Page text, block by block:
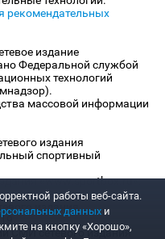
рекомендательных
издание
Федеральной службой
технологий
массовой информации
издания
спортивный
«www.sportbox.ru»:
издания
СМИ сетевого издания
работы веб-сайта.
данных и
на кнопку «Хорошо»,